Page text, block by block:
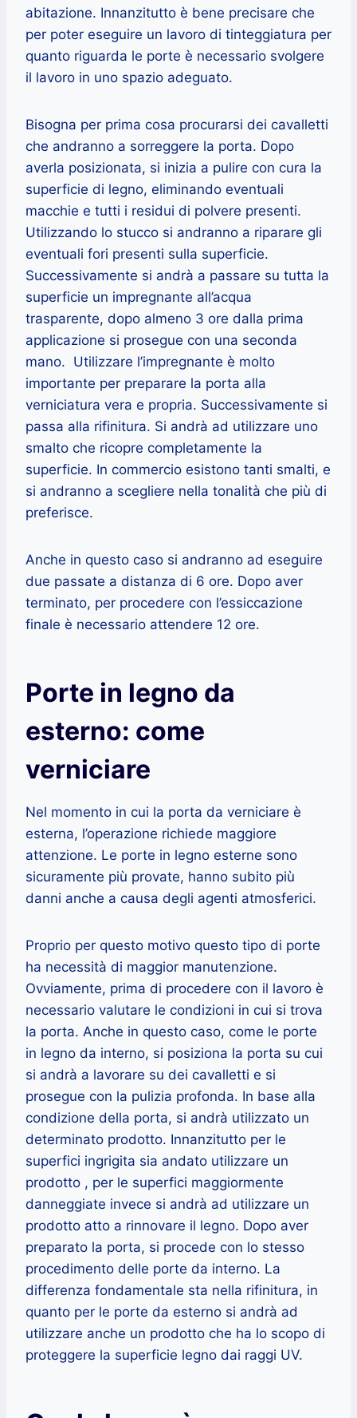
abitazione. Innanzitutto è bene precisare che
per poter eseguire un lavoro di tinteggiatura per
quanto riguarda le porte è necessario svolgere
il lavoro in uno spazio adeguato.
Bisogna per prima cosa procurarsi dei cavalletti
che andranno a sorreggere la porta. Dopo
averla posizionata, si inizia a pulire con cura la
superficie di legno, eliminando eventuali
macchie e tutti i residui di polvere presenti.
Utilizzando lo stucco si andranno a riparare gli
eventuali fori presenti sulla superficie.
Successivamente si andrà a passare su tutta la
superficie un impregnante all’acqua
trasparente, dopo almeno 3 ore dalla prima
applicazione si prosegue con una seconda
mano. Utilizzare l’impregnante è molto
importante per preparare la porta alla
verniciatura vera e propria. Successivamente si
passa alla rifinitura. Si andrà ad utilizzare uno
smalto che ricopre completamente la
superficie. In commercio esistono tanti smalti, e
si andranno a scegliere nella tonalità che più di
preferisce.
Anche in questo caso si andranno ad eseguire
due passate a distanza di 6 ore. Dopo aver
terminato, per procedere con l’essiccazione
finale è necessario attendere 12 ore.
Porte in legno da
esterno: come
verniciare
Nel momento in cui la porta da verniciare è
esterna, l’operazione richiede maggiore
attenzione. Le porte in legno esterne sono
sicuramente più provate, hanno subito più
danni anche a causa degli agenti atmosferici.
Proprio per questo motivo questo tipo di porte
ha necessità di maggior manutenzione.
Ovviamente, prima di procedere con il lavoro è
necessario valutare le condizioni in cui si trova
la porta. Anche in questo caso, come le porte
in legno da interno, si posiziona la porta su cui
si andrà a lavorare su dei cavalletti e si
prosegue con la pulizia profonda. In base alla
condizione della porta, si andrà utilizzato un
determinato prodotto. Innanzitutto per le
superfici ingrigita sia andato utilizzare un
prodotto , per le superfici maggiormente
danneggiate invece si andrà ad utilizzare un
prodotto atto a rinnovare il legno. Dopo aver
preparato la porta, si procede con lo stesso
procedimento delle porte da interno. La
differenza fondamentale sta nella rifinitura, in
quanto per le porte da esterno si andrà ad
utilizzare anche un prodotto che ha lo scopo di
proteggere la superficie legno dai raggi UV.